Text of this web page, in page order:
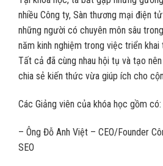
nhiều Công ty, Sàn thương mại điện
những người có chuyên môn sâu
năm kinh nghiệm trong việc triển khai
Tất cả đã cùng nhau hội tụ và tạo
chia sẻ kiến thức vừa giúp ích cho
Các Giảng viên của khóa học gồm có:
– Ông Đỗ Anh Việt – CEO/Founder
SEO